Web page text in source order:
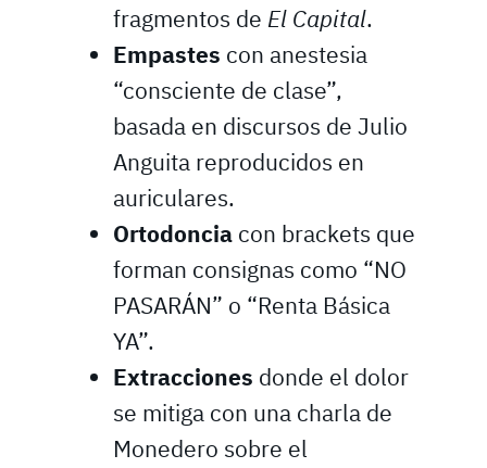
fragmentos de El Capital.
Empastes con anestesia
“consciente de clase”,
basada en discursos de Julio
Anguita reproducidos en
auriculares.
Ortodoncia con brackets que
forman consignas como “NO
PASARÁN” o “Renta Básica
YA”.
Extracciones donde el dolor
se mitiga con una charla de
Monedero sobre el